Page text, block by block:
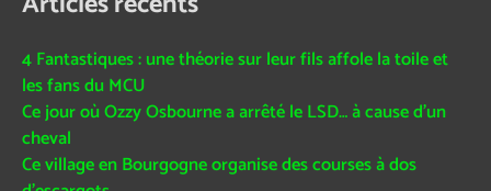
4 Fantastiques : une théorie sur leur fils affole la toile et
les fans du MCU
Ce jour où Ozzy Osbourne a arrêté le LSD… à cause d’un
cheval
Ce village en Bourgogne organise des courses à dos